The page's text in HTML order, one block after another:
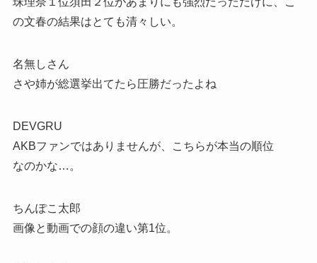
の文春の結果はとても清々しい。
名無しさん
さや姉が総選挙出てたら圧勝だったよね
DEVGRU
AKBファンではありませんが、こちらが本当の順位
なのかな…。
ちんぽこ太郎
画像と動画での顔の違い第1位。